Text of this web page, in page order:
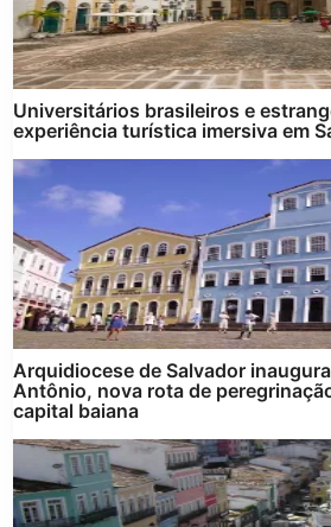
Universitários brasileiros e
experiência turística imersiva em
Arquidiocese de Salvador
Antônio, nova rota de
capital baiana